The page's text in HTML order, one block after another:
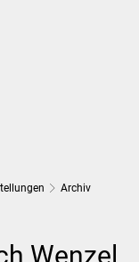
Archiv
Wenzel